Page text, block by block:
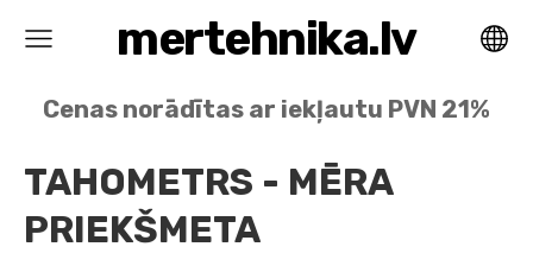
mertehnika.lv
Cenas norādītas ar iekļautu PVN 21%
TAHOMETRS - MĒRA
PRIEKŠMETA